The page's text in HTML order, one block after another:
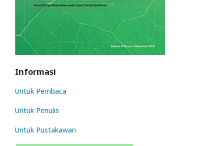
Informasi
Untuk Pembaca
Untuk Penulis
Untuk Pustakawan